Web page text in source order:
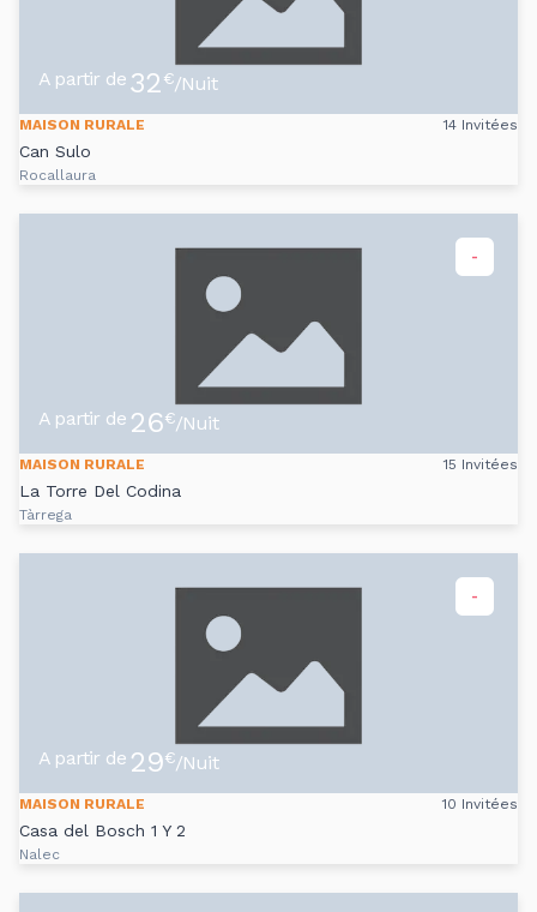
A partir de 32€/Nuit
MAISON RURALE 14 Invitées
Can Sulo
Rocallaura
-
A partir de 26€/Nuit
MAISON RURALE 15 Invitées
La Torre Del Codina
Tàrrega
-
A partir de 29€/Nuit
MAISON RURALE 10 Invitées
Casa del Bosch 1 Y 2
Nalec